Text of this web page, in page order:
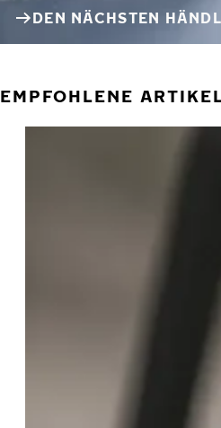
DEN NÄCHSTEN
EMPFOHLENE